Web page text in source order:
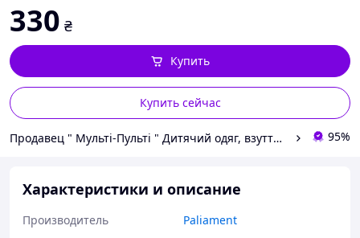
330 ₴
Купить сейчас
Купить
Продавец " Мульті-Пульті " Дитячий одяг, взуття та іграшки! 95%
Характеристики и описание
Производитель Paliament